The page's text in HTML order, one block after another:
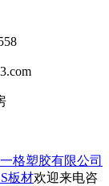
格塑胶有限公司
板材欢迎来电咨